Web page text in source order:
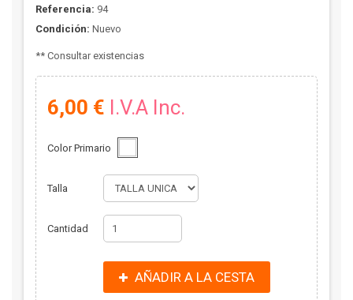
Referencia: 94
Condición: Nuevo
** Consultar existencias
6,00 € I.V.A Inc.
Color Primario
Talla
Cantidad
AÑADIR A LA CESTA